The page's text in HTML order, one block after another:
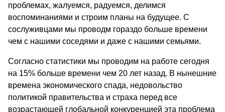
проблемах, жалуемся, радуемся, делимся
воспоминаниями и строим планы на будущее. С
сослуживцами мы проводм гораздо больше времени
чем с нашими соседями и даже с нашими семьями.
Согласно статистики мы проводим на работе сегодня
на 15% больше времени чем 20 лет назад. В нынешние
времена экономического спада, недовольство
политикой правительства и страха перед все
возрастающей глобальной конкуренцией эта проблема